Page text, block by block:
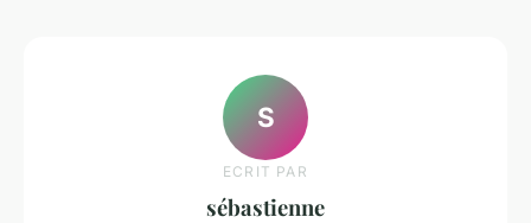
S
ECRIT PAR
sébastienne